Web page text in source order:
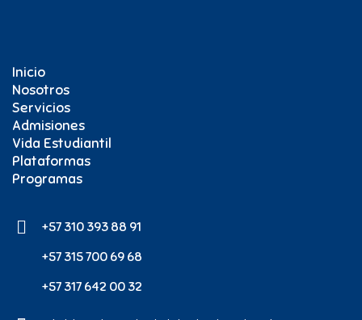
Inicio
Nosotros
Servicios
Admisiones
Vida Estudiantil
Plataformas
Programas
+57 310 393 88 91
+57 315 700 69 68
+57 317 642 00 32